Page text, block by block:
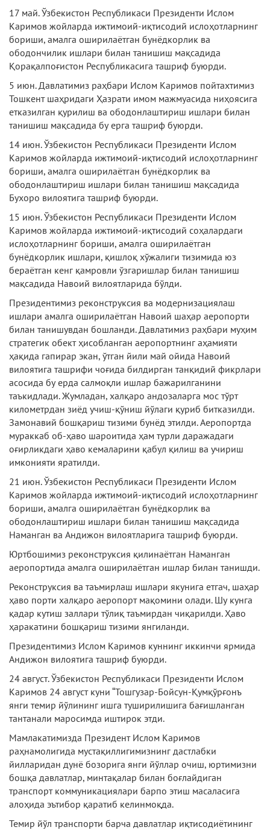
17 май. Ўзбекистон Республикаси Президенти Ислом
Каримов жойларда ижтимоий-иқтисодий ислоҳотларнинг
бориши, амалга оширилаётган бунёдкорлик ва
ободончилик ишлари билан танишиш мақсадида
Қорақалпоғистон Республикасига ташриф буюрди.
5 июн. Давлатимиз раҳбари Ислом Каримов пойтахтимиз
Тошкент шаҳридаги Ҳазрати имом мажмуасида ниҳоясига
етказилган қурилиш ва ободонлаштириш ишлари билан
танишиш мақсадида бу ерга ташриф буюрди.
14 июн. Ўзбекистон Республикаси Президенти Ислом
Каримов жойларда ижтимоий-иқтисодий ислоҳотларнинг
бориши, амалга оширилаётган бунёдкорлик ва
ободонлаштириш ишлари билан танишиш мақсадида
Бухоро вилоятига ташриф буюрди.
15 июн. Ўзбекистон Республикаси Президенти Ислом
Каримов жойларда ижтимоий-иқтисодий соҳалардаги
ислоҳотларнинг бориши, амалга оширилаётган
бунёдкорлик ишлари, қишлоқ хўжалиги тизимида юз
бераётган кенг қамровли ўзгаришлар билан танишиш
мақсадида Навоий вилоятларида бўлди.
Президентимиз реконструксия ва модернизациялаш
ишлари амалга оширилаётган Навоий шаҳар аеропорти
билан танишувдан бошланди. Давлатимиз раҳбари муҳим
стратегик обект ҳисобланган аеропортнинг аҳамияти
ҳақида гапирар экан, ўтган йили май ойида Навоий
вилоятига ташрифи чоғида билдирган танқидий фикрлари
асосида бу ерда салмоқли ишлар бажарилганини
таъкидлади. Жумладан, халқаро андозаларга мос тўрт
километрдан зиёд учиш-қўниш йўлаги қуриб битказилди.
Замонавий бошқариш тизими бунёд этилди. Аеропортда
мураккаб об-ҳаво шароитида ҳам турли даражадаги
оғирликдаги ҳаво кемаларини қабул қилиш ва учириш
имконияти яратилди.
21 июн. Ўзбекистон Республикаси Президенти Ислом
Каримов жойларда ижтимоий-иқтисодий ислоҳотларнинг
бориши, амалга оширилаётган бунёдкорлик ва
ободонлаштириш ишлари билан танишиш мақсадида
Наманган ва Андижон вилоятларига ташриф буюрди.
Юртбошимиз реконструксия қилинаётган Наманган
аеропортида амалга оширилаётган ишлар билан танишди.
Реконструксия ва таъмирлаш ишлари якунига етгач, шаҳар
ҳаво порти халқаро аеропорт мақомини олади. Шу кунга
қадар кутиш заллари тўлиқ таъмирдан чиқарилди. Ҳаво
ҳаракатини бошқариш тизими янгиланди.
Президентимиз Ислом Каримов куннинг иккинчи ярмида
Андижон вилоятига ташриф буюрди.
24 август. Ўзбекистон Республикаси Президенти Ислом
Каримов 24 август куни “Тошгузар-Бойсун-Қумқўрғонъ
янги темир йўлининг ишга туширилишига бағишланган
тантанали маросимда иштирок этди.
Мамлакатимизда Президент Ислом Каримов
раҳнамолигида мустақиллигимизнинг дастлабки
йилларидан дунё бозорига янги йўллар очиш, юртимизни
бошқа давлатлар, минтақалар билан боғлайдиган
транспорт коммуникациялари барпо этиш масаласига
алоҳида эътибор қаратиб келинмоқда.
Темир йўл транспорти барча давлатлар иқтисодиётининг